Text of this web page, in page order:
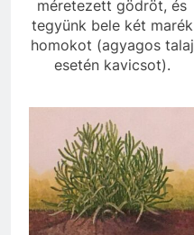
méretezett gödröt, és
tegyünk bele két marék
homokot (agyagos talaj
esetén kavicsot).